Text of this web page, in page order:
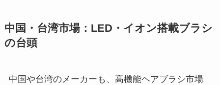
中国・台湾市場：LED・イオン搭載ブラシ
の台頭
中国や台湾のメーカーも、高機能ヘアブラシ市場